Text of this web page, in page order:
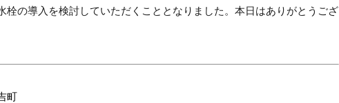
栓の導入を検討していただくこととなりました。本日はありがとうござ
町